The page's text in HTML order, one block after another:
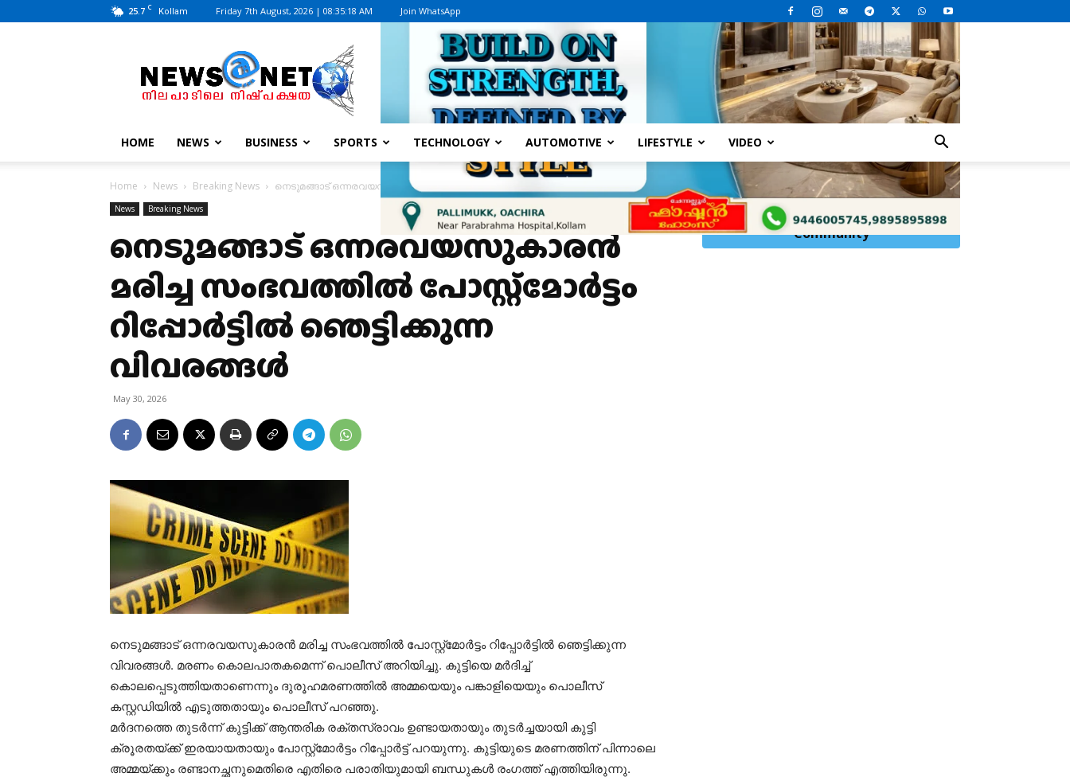
25.7 C Kollam Friday 7th August, 2026 | 08:35:18 AM Join WhatsApp
News@Net
|
www.newsatnet.com
HOME NEWS BUSINESS SPORTS TECHNOLOGY AUTOMOTIVE LIFESTYLE VIDEO
Home News Breaking News നെടുമങ്ങാട് ഒന്നരവയസുകാരന്‍ മരിച്ച സംഭവത്തില്‍ പോസ്റ്റ്മോര്‍ട്ടം റിപ്പോര്‍ട്ടില്‍ ഞെട്ടിക്കുന്ന വിവരങ്ങള്‍
News Breaking News
നെടുമങ്ങാട് ഒന്നരവയസുകാരന്‍
മരിച്ച സംഭവത്തില്‍ പോസ്റ്റ്മോര്‍ട്ടം
റിപ്പോര്‍ട്ടില്‍ ഞെട്ടിക്കുന്ന
വിവരങ്ങള്‍
May 30, 2026
നെടുമങ്ങാട് ഒന്നരവയസുകാരന്‍ മരിച്ച സംഭവത്തില്‍ പോസ്റ്റ്മോര്‍ട്ടം റിപ്പോര്‍ട്ടില്‍ ഞെട്ടിക്കുന്ന
വിവരങ്ങള്‍. മരണം കൊലപാതകമെന്ന് പൊലീസ് അറിയിച്ചു. കുട്ടിയെ മര്‍ദിച്ച്
കൊലപ്പെടുത്തിയതാണെന്നും ദുരൂഹമരണത്തില്‍ അമ്മയെയും പങ്കാളിയെയും പൊലീസ്
കസ്റ്റഡിയില്‍ എടുത്തതായും പൊലീസ് പറഞ്ഞു.
മര്‍ദനത്തെ തുടര്‍ന്ന് കുട്ടിക്ക് ആന്തരിക രക്തസ്രാവം ഉണ്ടായതായും തുടര്‍ച്ചയായി കുട്ടി
ക്രൂരതയ്ക്ക് ഇരയായതായും പോസ്റ്റ്മോര്‍ട്ടം റിപ്പോര്‍ട്ട് പറയുന്നു. കുട്ടിയുടെ മരണത്തിന് പിന്നാലെ
അമ്മയ്ക്കും രണ്ടാനച്ഛനുമെതിരെ എതിരെ പരാതിയുമായി ബന്ധുകള്‍ രംഗത്ത് എത്തിയിരുന്നു.
Click Here toJoinWhatsApp
Community